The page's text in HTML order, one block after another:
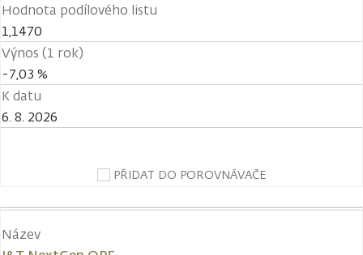
Hodnota podílového listu
1,1470
Výnos (1 rok)
-7,03 %
K datu
6. 8. 2026
PŘIDAT DO POROVNÁVAČE
Název